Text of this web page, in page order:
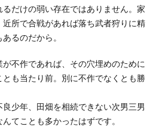
だけの弱い存在ではありません。家
所で合戦があれば落ち武者狩りに精
るのだから。
不作であれば、その穴埋めのために
も当たり前。別に不作でなくとも勝
少年、田畑を相続できない次男三男
てことも多かったはずです。